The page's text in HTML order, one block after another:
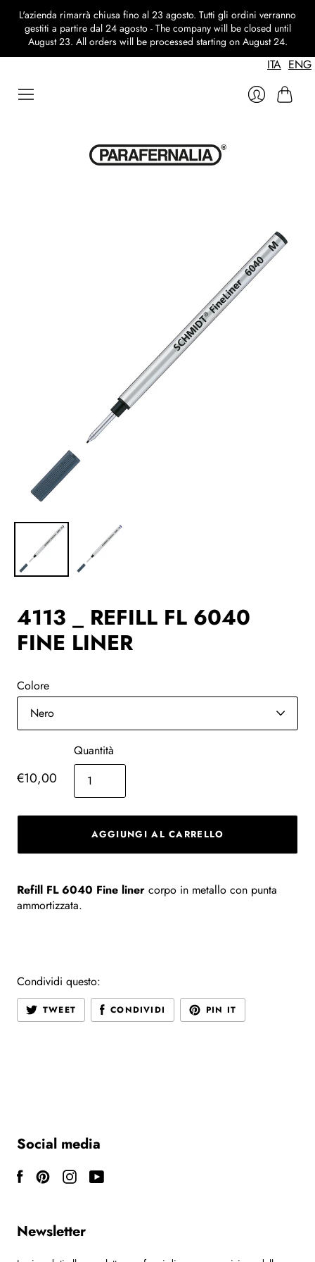
L'azienda rimarrà chiusa fino al 23 agosto. Tutti gli ordini verranno
gestiti a partire dal 24 agosto - The company will be closed until
August 23. All orders will be processed starting on August 24.
ITA ENG
4113 _ REFILL FL 6040
FINE LINER
Colore
€10,00
Quantità
AGGIUNGI AL CARRELLO
Refill FL 6040 Fine liner corpo in metallo con punta
ammortizzata.
Condividi questo:
TWEET CONDIVIDI PIN IT
Social media
Newsletter